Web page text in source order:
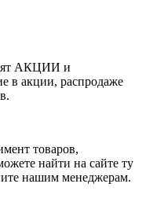
АКЦИИ и
акции, распродаже
товаров,
найти на сайте ту
нашим менеджерам.